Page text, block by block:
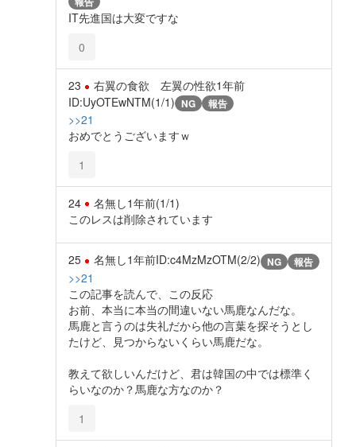
IT先進国は大変ですな
0
23 右翼の食欲 左翼の性欲1年前
ID:UyOTEwNTM(1/1) NG 報告
>>21
おめでとうございますｗ
1
24 名無し1年前(1/1)
このレスは削除されています
25 名無し1年前ID:c4MzMzOTM(2/2) NG 報告
>>21
この記事を読んで、この反応
お前、本当に本当の間違いない馬鹿なんだな。
馬鹿と言うのは失礼だから他の言葉を探そうとし
たけど、見つからないくらい馬鹿だな。
教えて欲しいんだけど、君は韓国の中では標準く
らいなのか？馬鹿な方なのか？
1